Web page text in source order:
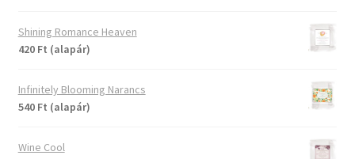
Shining Romance Heaven
420 Ft (alapár)
Infinitely Blooming Narancs
540 Ft (alapár)
Wine Cool